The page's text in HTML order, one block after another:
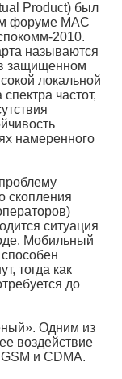
Product) был
форуме МАС
2010.
называются
защищенном
локальной
частот,
намеренного
скопления
ситуация
Мобильный
тогда как
до
Одним из
воздействие
и CDMA.